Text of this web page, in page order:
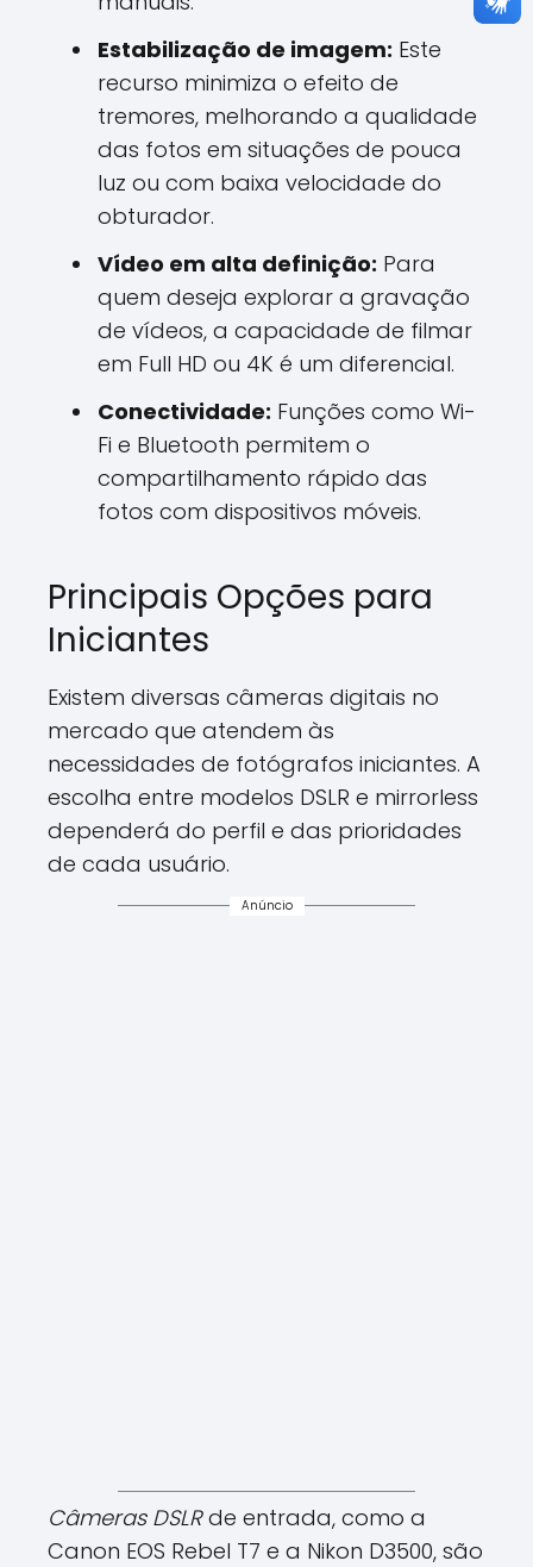
Estabilização de imagem: Este
recurso minimiza o efeito de
tremores, melhorando a qualidade
das fotos em situações de pouca
luz ou com baixa velocidade do
obturador.
Vídeo em alta definição: Para
quem deseja explorar a gravação
de vídeos, a capacidade de filmar
em Full HD ou 4K é um diferencial.
Conectividade: Funções como Wi-
Fi e Bluetooth permitem o
compartilhamento rápido das
fotos com dispositivos móveis.
Principais Opções para
Iniciantes
Existem diversas câmeras digitais no
mercado que atendem às
necessidades de fotógrafos iniciantes. A
escolha entre modelos DSLR e mirrorless
dependerá do perfil e das prioridades
de cada usuário.
Anúncio
Câmeras DSLRde entrada, como a
Canon EOS Rebel T7 e a Nikon D3500, são